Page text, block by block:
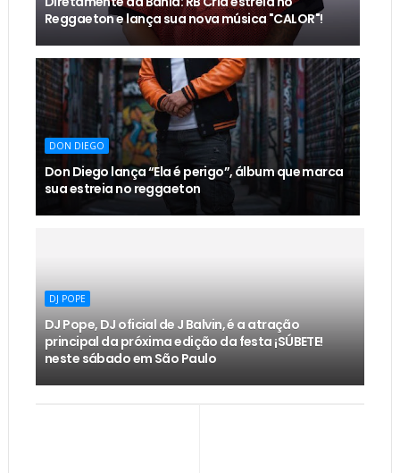
Reggaeton e lança sua nova música "CALOR"!
DON DIEGO
Don Diego lança “Ela é perigo”, álbum que marca
sua estreia no reggaeton
DJ POPE
DJ Pope, DJ oficial de J Balvin, é a atração
principal da próxima edição da festa ¡SÚBETE!
neste sábado em São Paulo